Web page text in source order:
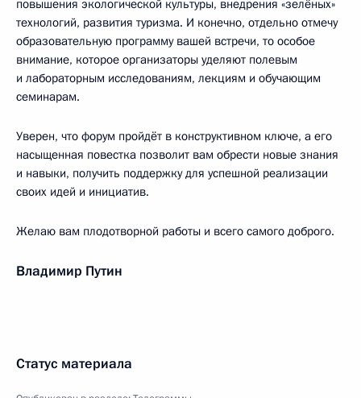
повышения экологической культуры, внедрения «зелёных»
технологий, развития туризма. И конечно, отдельно отмечу
образовательную программу вашей встречи, то особое
внимание, которое организаторы уделяют полевым
и лабораторным исследованиям, лекциям и обучающим
семинарам.
Уверен, что форум пройдёт в конструктивном ключе, а его
насыщенная повестка позволит вам обрести новые знания
и навыки, получить поддержку для успешной реализации
своих идей и инициатив.
Желаю вам плодотворной работы и всего самого доброго.
Владимир Путин
Статус материала